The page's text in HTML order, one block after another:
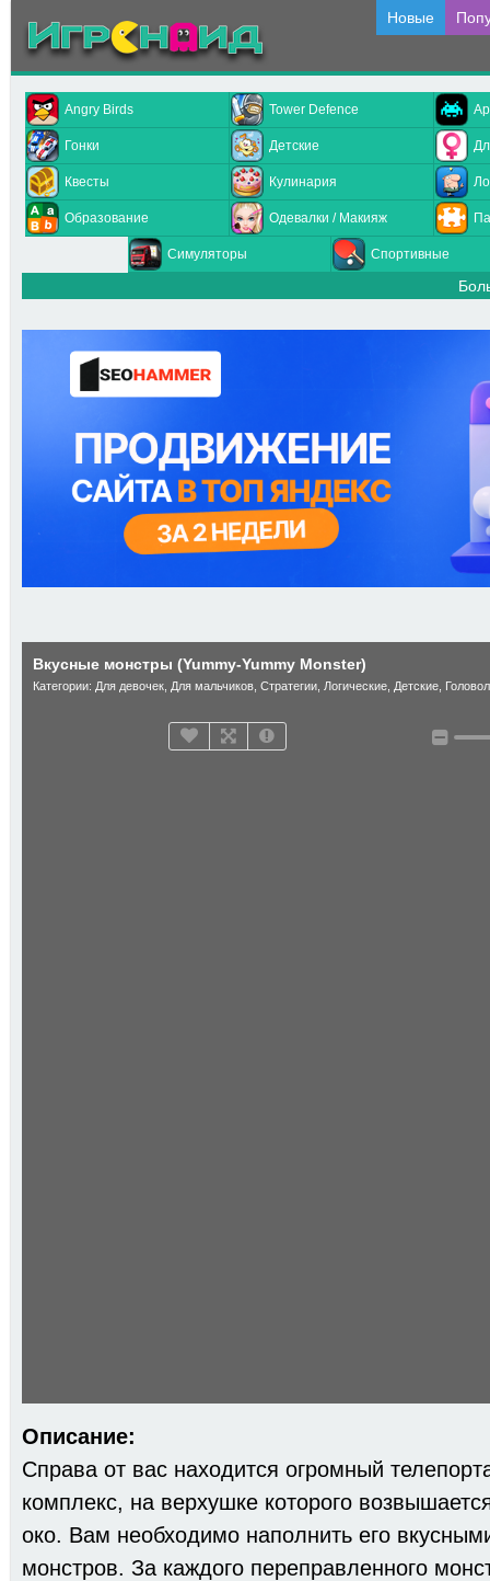
Новые
Angry Birds Tower Defence
Гонки Детские
Квесты Кулинария
Образование Одевалки / Макияж
Симуляторы Спортивные
Вкусные монстры (Yummy-Yummy Monster)
Категории: Для девочек Для мальчиков Стратегии Логические Детские
Описание:
Справа от вас находится огромный
комплекс, на верхушке которого
око. Вам необходимо наполнить его
монстров. За каждого переправленного